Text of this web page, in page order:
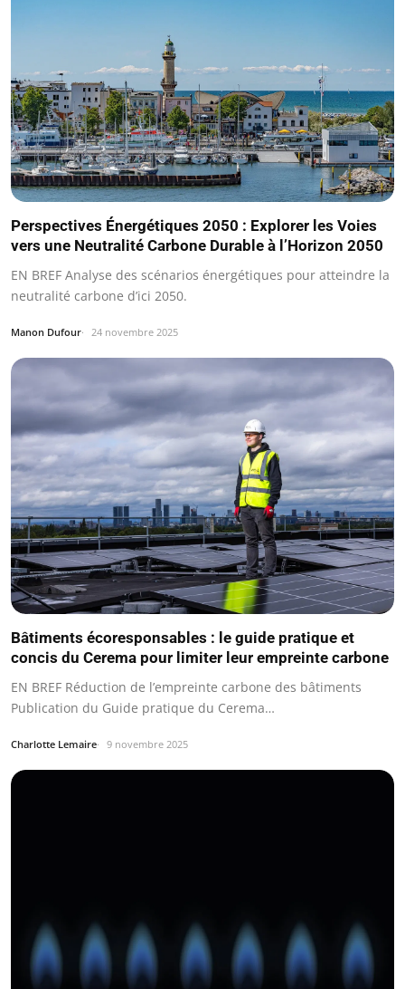
Perspectives Énergétiques 2050 : Explorer les Voies
vers une Neutralité Carbone Durable à l’Horizon 2050
EN BREF Analyse des scénarios énergétiques pour atteindre la
neutralité carbone d’ici 2050.
Manon Dufour 24 novembre 2025
Bâtiments écoresponsables : le guide pratique et
concis du Cerema pour limiter leur empreinte carbone
EN BREF Réduction de l’empreinte carbone des bâtiments
Publication du Guide pratique du Cerema…
Charlotte Lemaire 9 novembre 2025